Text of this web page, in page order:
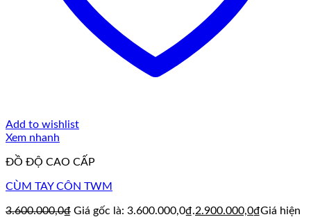
Add to wishlist
Xem nhanh
ĐỒ ĐỘ CAO CẤP
CÙM TAY CÔN TWM
3.600.000,0₫ Giá gốc là: 3.600.000,0₫.2.900.000,0₫Giá hiện